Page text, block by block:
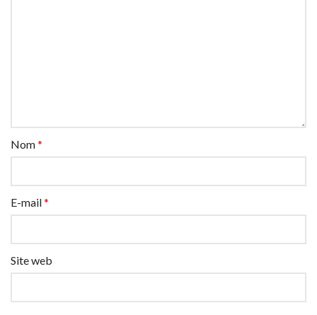
Nom*
E-mail*
Site web